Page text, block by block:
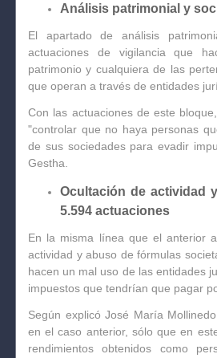
Análisis patrimonial y
El apartado de análisis
actuaciones de vigilancia que
patrimonio y cualquiera de las
que operan a través de entidades
Con las actuaciones de este
"controlar que no haya personas
de sus sociedades para evadir
Gestha.
Ocultación de actividad
5.594 actuaciones
En la misma línea que el anterior
actividad y abuso de fórmulas
hacen un mal uso de las entidades
impuestos que tendrían que pagar
Según explicó José María
en el caso anterior, sólo que en
rendimientos obtenidos como